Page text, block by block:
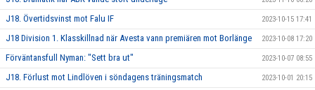
J18. Övertidsvinst mot Falu IF 2023-10-15 17:41
J18 Division 1. Klasskillnad när Avesta vann premiären mot Borlänge 2023-10-08 17:20
Förväntansfull Nyman: "Sett bra ut" 2023-10-07 08:55
J18. Förlust mot Lindlöven i söndagens träningsmatch 2023-10-01 20:15